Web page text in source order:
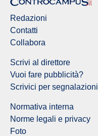
Redazioni
Contatti
Collabora
Scrivi al direttore
Vuoi fare pubblicità?
Scrivici per segnalazioni
Normativa interna
Norme legali e privacy
Foto